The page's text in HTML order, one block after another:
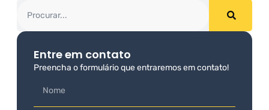
Entre em contato
Preencha o formulário que entraremos em contato!